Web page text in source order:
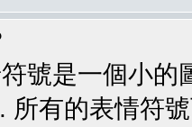
號是一個小
所有的表情符